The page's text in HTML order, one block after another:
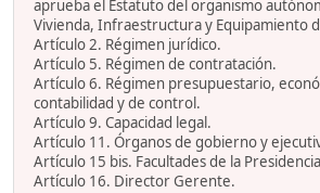
aprueba el Estatuto del organismo
Vivienda, Infraestructura y Equipamiento
Artículo 2. Régimen jurídico.
Artículo 5. Régimen de contratación.
Artículo 6. Régimen presupuestario,
contabilidad y de control.
Artículo 9. Capacidad legal.
Artículo 11. Órganos de gobierno y
Artículo 15 bis. Facultades de la
Artículo 16. Director Gerente.